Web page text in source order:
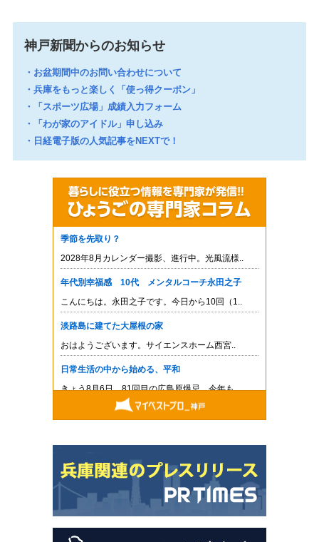
神戸新聞からのお知らせ
お盆期間中のお問い合わせについて
兵庫をもっと楽しく「使っ得クーポン」
「スポーツ広場」成績入力フォーム
「わが家のアイドル」申し込み
日経電子版の人気記事をNEXTで！